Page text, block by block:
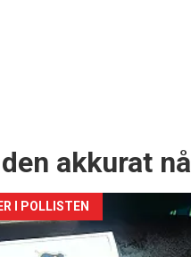
akkurat nå
I POLLISTEN